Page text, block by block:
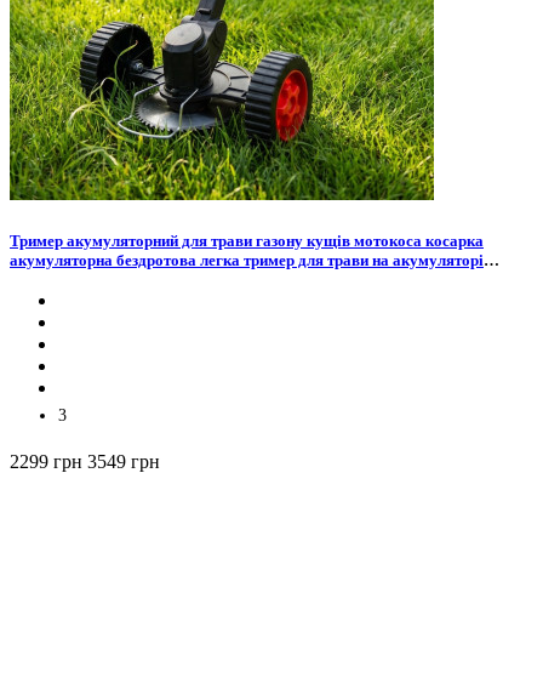
Тример акумуляторний для трави газону кущів мотокоса косарка
акумуляторна бездротова легка тример для трави на акумуляторі
дачі саду городу подвір'я
3
2299 грн 3549 грн